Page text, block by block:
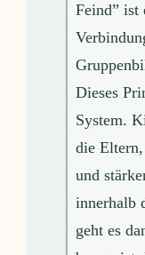
Feind” ist
Dieses
System.
die
und
innerhalb
geht es